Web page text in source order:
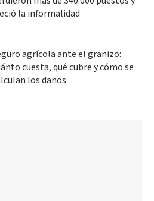
la informalidad
agrícola ante el granizo:
cuesta, qué cubre y cómo se
los daños